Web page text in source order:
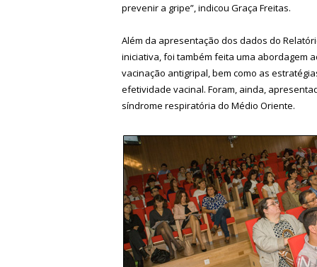
prevenir a gripe”, indicou Graça Freitas.
Além da apresentação dos dados do
iniciativa, foi também feita uma abordagem
vacinação antigripal, bem como as
efetividade vacinal. Foram, ainda,
síndrome respiratória do Médio Oriente.